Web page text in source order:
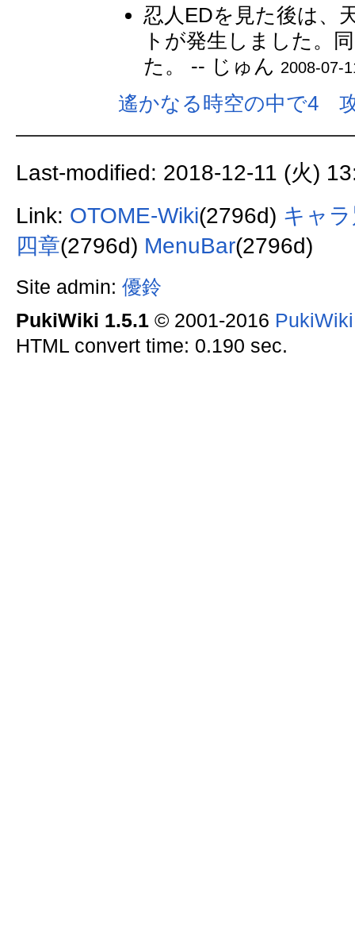
忍人EDを見た後は、
トが発生しました。
た。 -- じゅん 2008-07-
遙かなる時空の中で4
Last-modified: 2018-12-11 (火)
Link: OTOME-Wiki(2796d) キャ
四章(2796d) MenuBar(2796d)
Site admin: 優鈴
PukiWiki 1.5.1© 2001-2016
HTML convert time: 0.190 sec.